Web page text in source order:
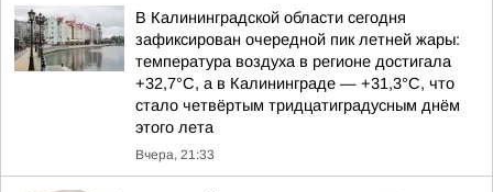
В Калининградской области сегодня
зафиксирован очередной пик летней жары:
температура воздуха в регионе достигала
+32,7°С, а в Калининграде — +31,3°С, что
стало четвёртым тридцатиградусным днём
этого лета
Вчера, 21:33